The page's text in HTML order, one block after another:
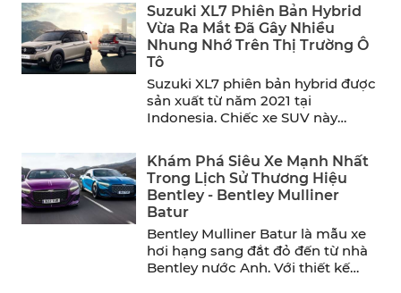
Suzuki XL7 Phiên Bản Hybrid
Vừa Ra Mắt Đã Gây Nhiều
Nhung Nhớ Trên Thị Trường Ô
Tô
Suzuki XL7 phiên bản hybrid được
sản xuất từ năm 2021 tại
Indonesia. Chiếc xe SUV này
Khám Phá Siêu Xe Mạnh Nhất
Trong Lịch Sử Thương Hiệu
Bentley - Bentley Mulliner
Batur
Bentley Mulliner Batur là mẫu xe
hơi hạng sang đắt đỏ đến từ nhà
Bentley nước Anh. Với thiết kế